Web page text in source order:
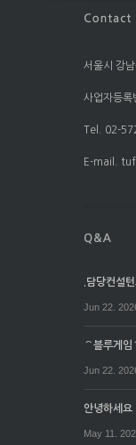
서울시 강
사업자등
Tel. 02-
E-mail.
.담당컨설
Jun 22.
⌒블루게임
Jun 22.
안녕하세요
May 11.